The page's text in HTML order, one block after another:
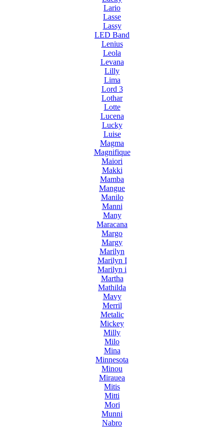
Lario
Lasse
Lassy
LED Band
Lenius
Leola
Levana
Lilly
Lima
Lord 3
Lothar
Lotte
Lucena
Lucky
Luise
Magma
Magnifique
Maiori
Makki
Mamba
Mangue
Manilo
Manni
Many
Maracana
Margo
Margy
Marilyn
Marilyn I
Marilyn i
Martha
Mathilda
Mavy
Merril
Metalic
Mickey
Milly
Milo
Mina
Minnesota
Minou
Mirauea
Mitis
Mitti
Mori
Munni
Nabro